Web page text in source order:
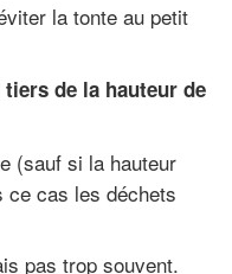
la tonte au petit
tiers de la hauteur de
(sauf si la hauteur
ce cas les déchets
pas trop souvent.